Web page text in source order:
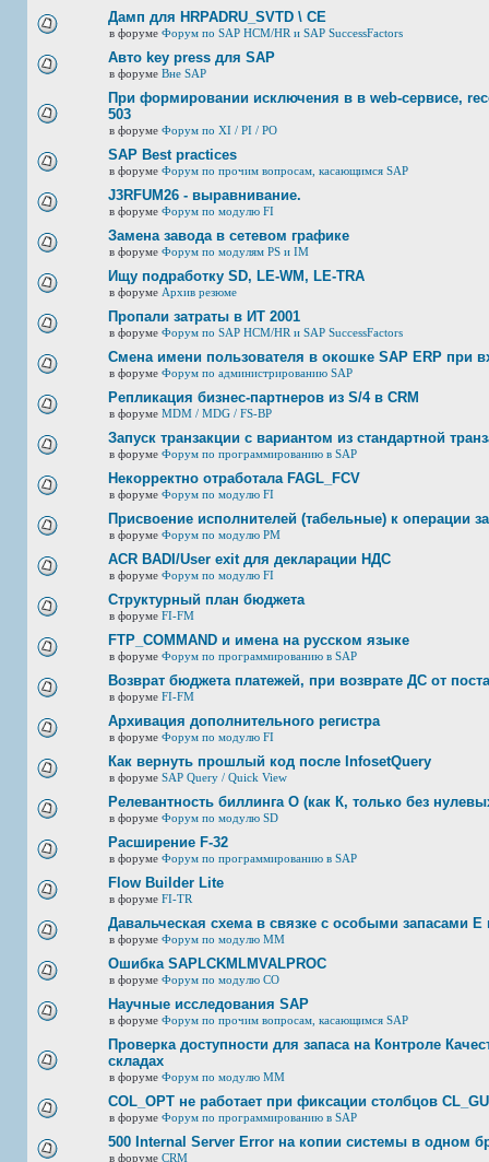
Дамп для HRPADRU_SVTD \ CE
в форуме Форум по SAP HCM/HR и SAP SuccessFactors
Авто key press для SAP
в форуме Вне SAP
При формировании исключения в в web-сервисе,
503
в форуме Форум по XI / PI / РО
SAP Best practices
в форуме Форум по прочим вопросам, касающимся SAP
J3RFUМ26 - выравнивание.
в форуме Форум по модулю FI
Замена завода в сетевом графике
в форуме Форум по модулям PS и IM
Ищу подработку SD, LE-WM, LE-TRA
в форуме Архив резюме
Пропали затраты в ИТ 2001
в форуме Форум по SAP HCM/HR и SAP SuccessFactors
Смена имени пользователя в окошке SAP ERP при
в форуме Форум по администрированию SAP
Репликация бизнес-партнеров из S/4 в CRM
в форуме MDM / MDG / FS-BP
Запуск транзакции с вариантом из стандартной
в форуме Форум по программированию в SAP
Некорректно отработала FAGL_FCV
в форуме Форум по модулю FI
Присвоение исполнителей (табельные) к операции
в форуме Форум по модулю РМ
ACR BADI/User exit для декларации НДС
в форуме Форум по модулю FI
Структурный план бюджета
в форуме FI-FM
FTP_COMMAND и имена на русском языке
в форуме Форум по программированию в SAP
Возврат бюджета платежей, при возврате ДС от
в форуме FI-FM
Архивация дополнительного регистра
в форуме Форум по модулю FI
Как вернуть прошлый код после InfosetQuery
в форуме SAP Query / Quick View
Релевантность биллинга О (как К, только без
в форуме Форум по модулю SD
Расширение F-32
в форуме Форум по программированию в SAP
Flow Builder Lite
в форуме FI-TR
Давальческая схема в связке с особыми запасами E
в форуме Форум по модулю ММ
Ошибка SAPLCKMLMVALPROC
в форуме Форум по модулю СО
Научные исследования SAP
в форуме Форум по прочим вопросам, касающимся SAP
Проверка доступности для запаса на Контроле
складах
в форуме Форум по модулю ММ
COL_OPT не работает при фиксации столбцов
в форуме Форум по программированию в SAP
500 Internal Server Error на копии системы в одном
в форуме CRM